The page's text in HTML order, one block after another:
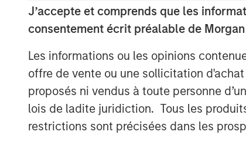
J’accepte et comprends que les
consentement écrit préalable de
Les informations ou les opinions
offre de vente ou une sollicitation
proposés ni vendus à toute personne
lois de ladite juridiction. Tous les
restrictions sont précisées dans les
delighted to partner with Durango
strategic asset base and the
and gas activity, the business is
Durango Midstream is led by Richard
Officer. Mr. Cargile has decades of
business. He most recently served
Energy Transfer Partners, L.P. Mr.
strategic partnership with Morgan